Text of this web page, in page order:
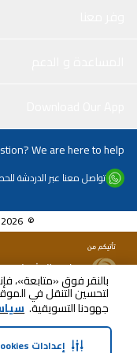
لتحسين التنقل في
جهودنا التسويقية.
إعدادات Cookies
We are here to help.
تواصل معنا عبر الدردشة
© 2026 كارفور كل الحقوق محفوظة